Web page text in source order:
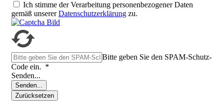
Ich stimme der Verarbeitung personenbezogener Daten
gemäß unsererDatenschutzerklärung zu.
Bitte geben Sie den SPAM-Schutz-
Code ein. *
Senden...
Senden...
Zurücksetzen